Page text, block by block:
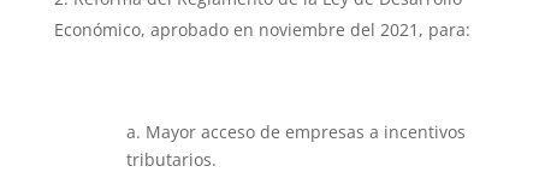
Económico, aprobado en noviembre del 2021, para:
a. Mayor acceso de empresas a incentivos
tributarios.